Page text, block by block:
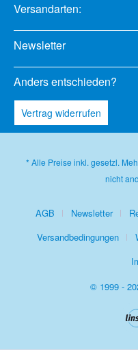
Versandarten:
Newsletter
Anders entschieden?
Vertrag widerrufen
* Alle Preise inkl. gesetzl.
nicht
AGB Newsletter
Versandbedingungen
© 1999 -